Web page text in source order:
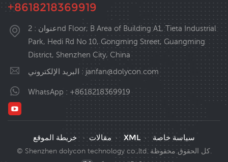
+8618218369919
عنوان : 2nd Floor, B Area of Building A1, Tieta Industrial
Park, Hedi Rd No 10, Gongming Street, Guangming
District, Shenzhen City, China
البريد الإلكتروني : janfan@dolycon.com
WhatsApp : +8618218369919
مقالات · خريطة الموقع · XML · سياسة خاصة
© Shenzhen dolycon technology co.,ltd. كل الحقوق محفوظة.